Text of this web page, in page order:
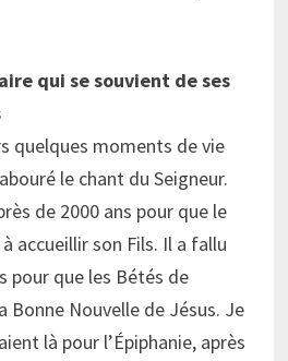
qui se souvient de ses
quelques moments de vie
le chant du Seigneur.
de 2000 ans pour que le
accueillir son Fils. Il a fallu
pour que les Bétés de
Bonne Nouvelle de Jésus. Je
là pour l’Épiphanie, après